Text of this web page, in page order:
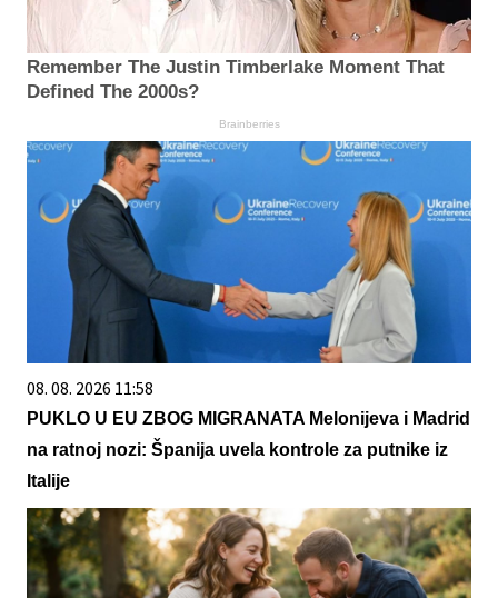
Remember The Justin Timberlake Moment That
Defined The 2000s?
Brainberries
08. 08. 2026 11:58
PUKLO U EU ZBOG MIGRANATA Melonijeva i Madrid
na ratnoj nozi: Španija uvela kontrole za putnike iz
Italije